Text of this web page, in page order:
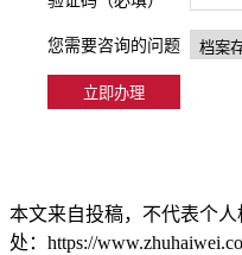
您需要咨询的问题
本文来自投稿，不代表个
处：https://